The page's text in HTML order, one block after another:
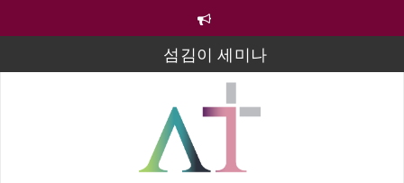
섬김이 세미나
김태희 자매 졸업연주
2023년 어린이 주일 유초등부 발표
라합3 나라 봉헌송